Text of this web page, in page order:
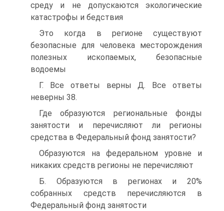
среду и не допускаются экологические
катастрофы и бедствия
Это когда в регионе существуют
безопасные для человека месторождения
полезных ископаемых, безопасные
водоемы
Г. Все ответы верны Д. Все ответы
неверны 38.
Где образуются региональные фонды
занятости и перечисляют ли регионы
средства в Федеральный фонд занятости?
Образуются на федеральном уровне и
никаких средств регионы не перечисляют
Б. Образуются в регионах и 20%
собранных средств перечисляются в
Федеральный фонд занятости